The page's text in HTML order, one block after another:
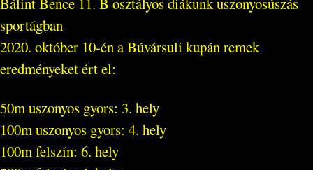
sportágban
2020. október 10-én a Búvársuli kupán remek
eredményeket ért el:
50m uszonyos gyors: 3. hely
100m uszonyos gyors: 4. hely
100m felszín: 6. hely